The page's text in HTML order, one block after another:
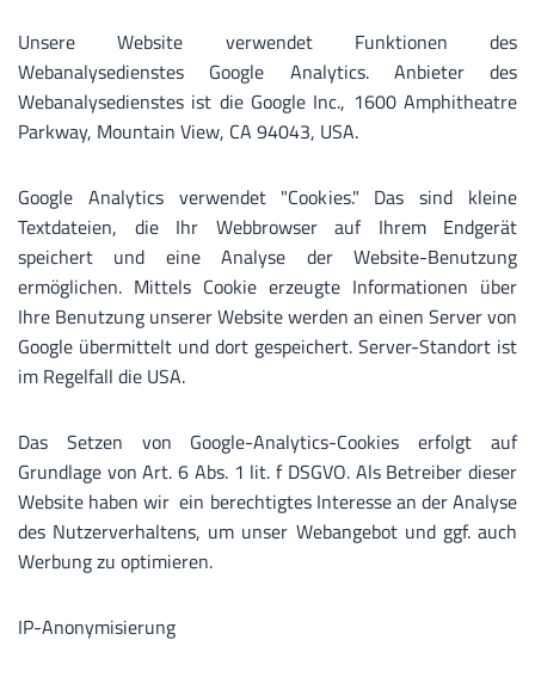
Unsere Website verwendet Funktionen des
Webanalysedienstes Google Analytics. Anbieter des
Webanalysedienstes ist die Google Inc., 1600 Amphitheatre
Parkway, Mountain View, CA 94043, USA.
Google Analytics verwendet "Cookies." Das sind kleine
Textdateien, die Ihr Webbrowser auf Ihrem Endgerät
speichert und eine Analyse der Website-Benutzung
ermöglichen. Mittels Cookie erzeugte Informationen über
Ihre Benutzung unserer Website werden an einen Server von
Google übermittelt und dort gespeichert. Server-Standort ist
im Regelfall die USA.
Das Setzen von Google-Analytics-Cookies erfolgt auf
Grundlage von Art. 6 Abs. 1 lit. f DSGVO. Als Betreiber dieser
Website haben wir ein berechtigtes Interesse an der Analyse
des Nutzerverhaltens, um unser Webangebot und ggf. auch
Werbung zu optimieren.
IP-Anonymisierung